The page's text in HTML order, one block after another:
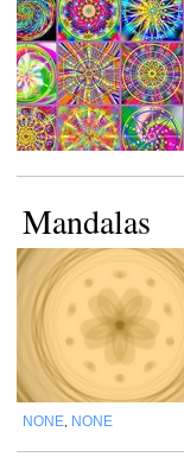
Mandalas
NONE NONE